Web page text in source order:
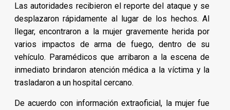
Las autoridades recibieron el reporte del ataque y se
desplazaronrápidamente al lugar de los hechos. Al
llegar, encontraron a la mujer gravemente herida por
varios impactos de arma de fuego, dentro de su
vehículo. Paramédicos que arribaron a la escena de
inmediato brindaron atención médica a la víctima y la
trasladaron a un hospital cercano.
De acuerdo con información extraoficial, la mujer fue